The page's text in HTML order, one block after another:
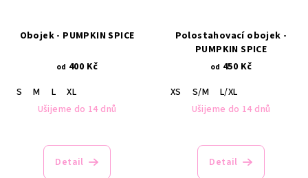
Obojek - PUMPKIN SPICE
od 400 Kč
S
M L
XL
Ušijeme do 14 dnů
Detail
Polostahovací obojek -
PUMPKIN SPICE
od 450 Kč
XS
S/M
L/XL
Ušijeme do 14 dnů
Detail